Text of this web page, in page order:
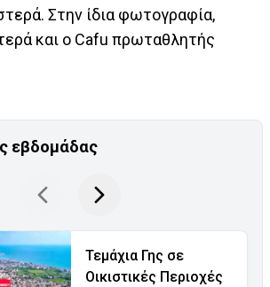
Στην ίδια φωτογραφία,
και ο Cafu πρωταθλητής
εβδομάδας
Τεμάχια Γης σε
Οικιστικές Περιοχές